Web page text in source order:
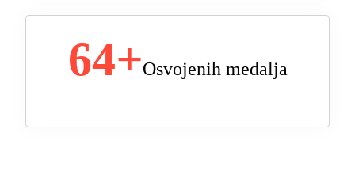
64+Osvojenih medalja